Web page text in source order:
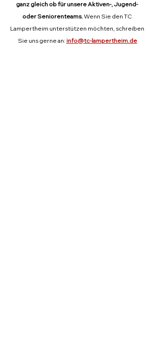
ganz gleich ob für unsere Aktiven-, Jugend-
oder Seniorenteams. Wenn Sie den TC
Lampertheim unterstützen möchten, schreiben
Sie uns gerne an: info@tc-lampertheim.de